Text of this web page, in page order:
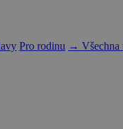
Pro rodinu → Všechna